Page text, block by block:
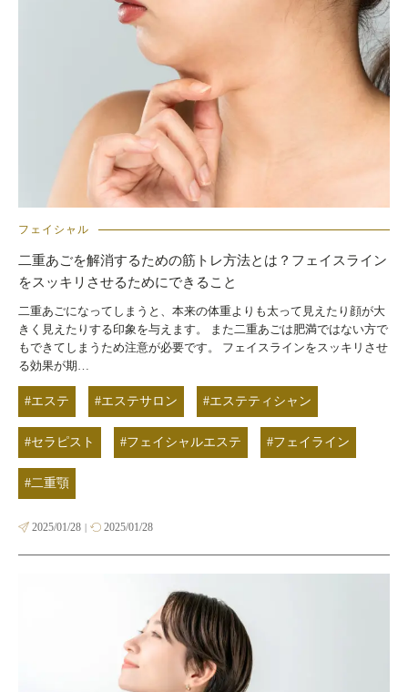
フェイシャル
二重あごを解消するための筋トレ方法とは？フェイスライン
をスッキリさせるためにできること
二重あごになってしまうと、本来の体重よりも太って見えたり顔が大
きく見えたりする印象を与えます。 また二重あごは肥満ではない方で
もできてしまうため注意が必要です。 フェイスラインをスッキリさせ
る効果が期…
#エステ #エステサロン #エステティシャン
#セラピスト #フェイシャルエステ #フェイライン
#二重顎
2025/01/28 | 2025/01/28